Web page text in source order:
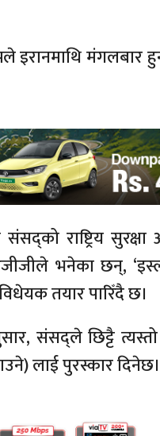
इरानमाथि
राष्ट्रिय
भनेका छन्,
तयार पारिँदै छ।
संसद्ले छिट्टै
लाई पुरस्कार दिनेछ।